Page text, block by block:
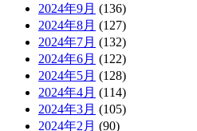
2024年9月 (136)
2024年8月 (127)
2024年7月 (132)
2024年6月 (122)
2024年5月 (128)
2024年4月 (114)
2024年3月 (105)
2024年2月 (90)